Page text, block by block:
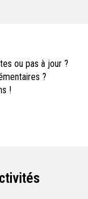
ou pas à jour ?
?
!